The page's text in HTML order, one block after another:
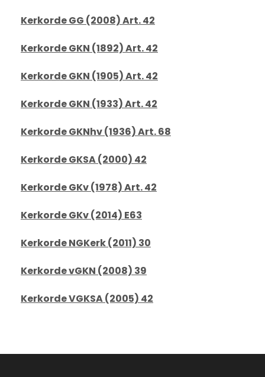
Kerkorde GG (2008) Art. 42
Kerkorde GKN (1892) Art. 42
Kerkorde GKN (1905) Art. 42
Kerkorde GKN (1933) Art. 42
Kerkorde GKNhv (1936) Art. 68
Kerkorde GKSA (2000) 42
Kerkorde GKv (1978) Art. 42
Kerkorde GKv (2014) E63
Kerkorde NGKerk (2011) 30
Kerkorde vGKN (2008) 39
Kerkorde VGKSA (2005) 42